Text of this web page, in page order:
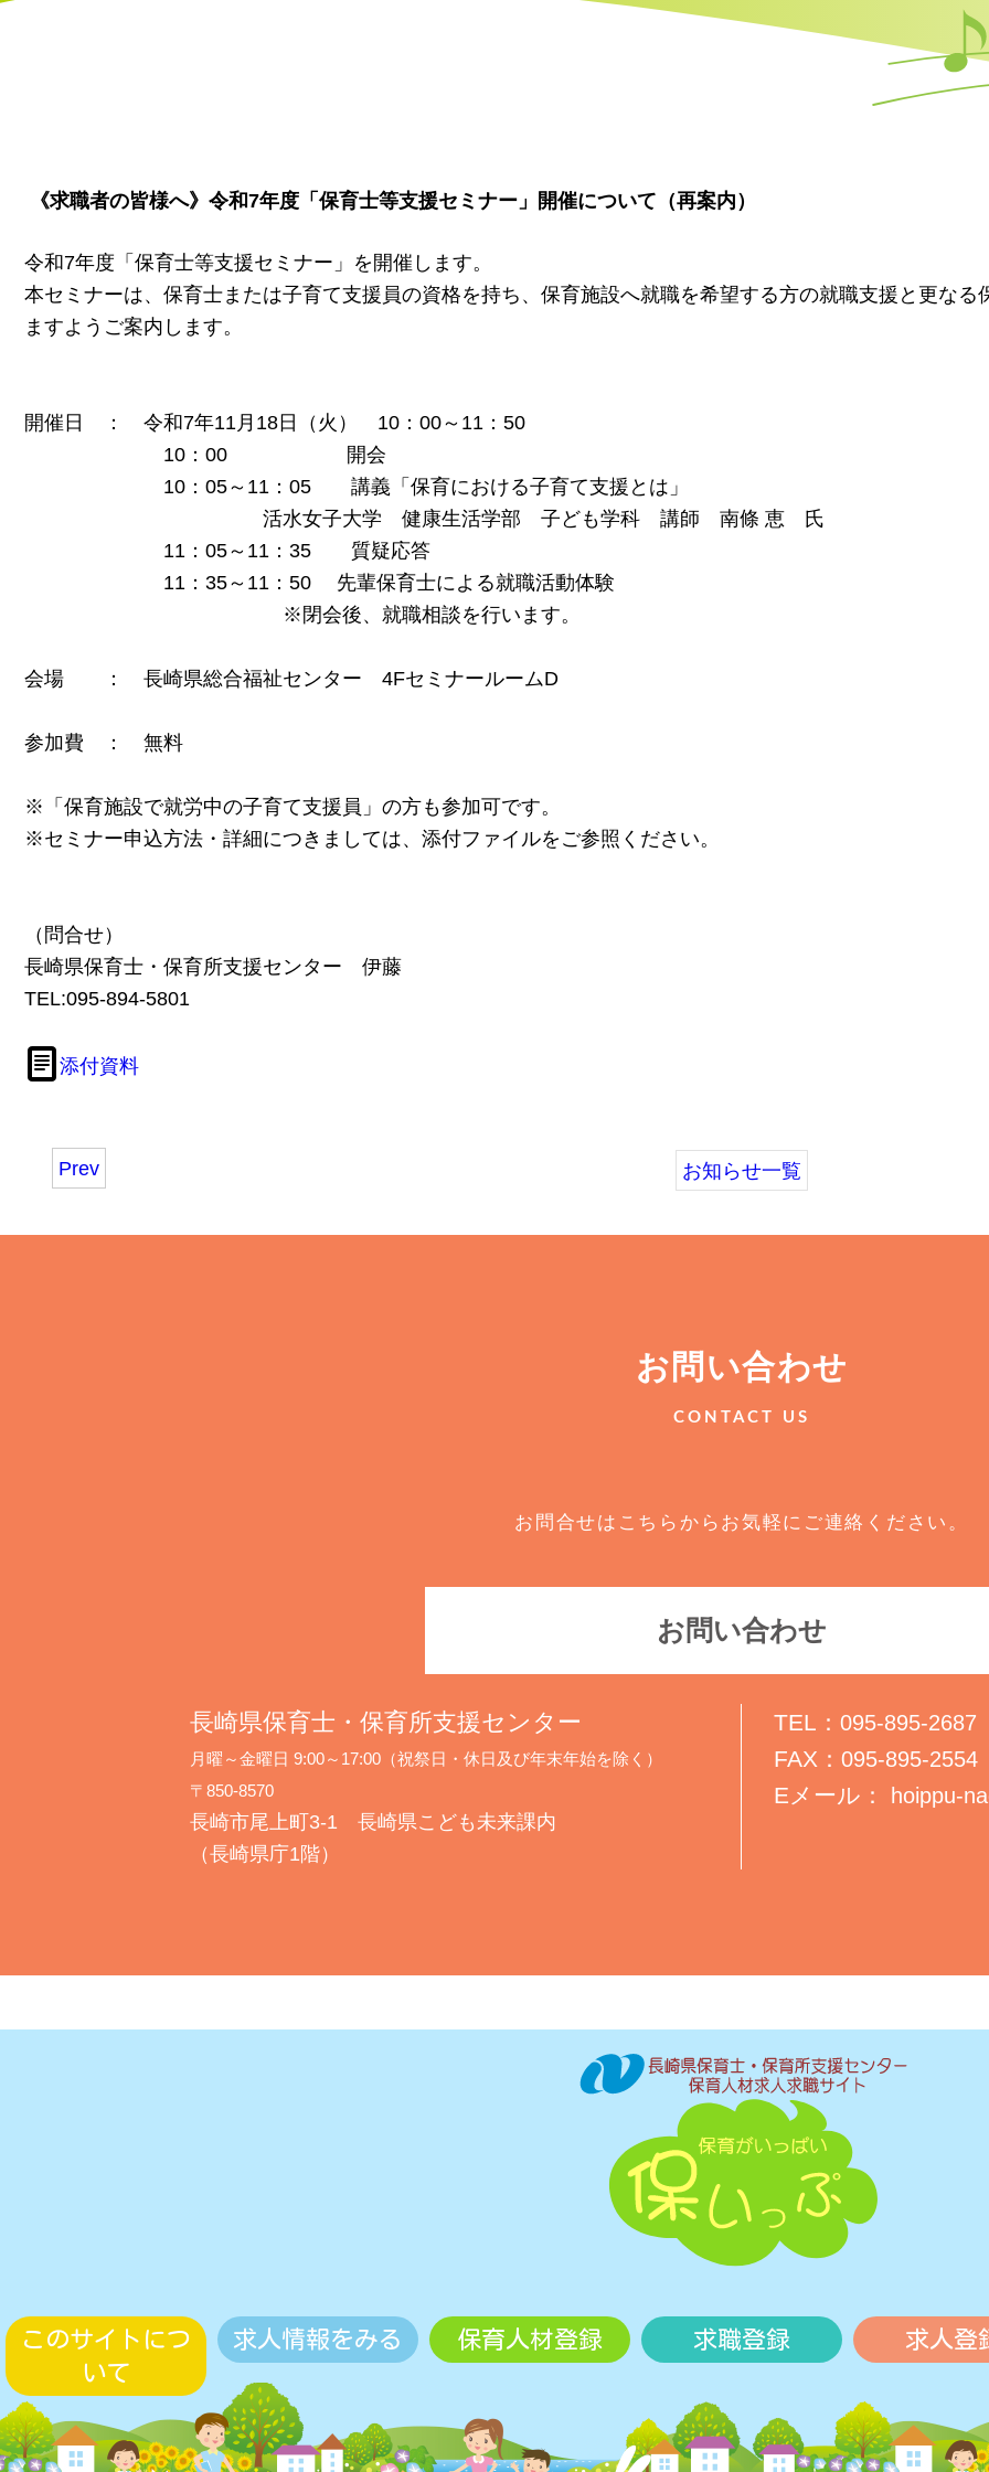
《求職者の皆様へ》令和7年度「保育士等支援セミナー」開催について（再案内）
令和7年度「保育士等支援セミナー」を開催します。
本セミナーは、保育士または子育て支援員の資格を持ち、保育施設へ就職を希望する方の就職支援と更な
ますようご案内します。
開催日 ： 令和7年11月18日（火） 10：00～11：50
10：00 開会
10：05～11：05 講義「保育における子育て支援とは」
活水女子大学 健康生活学部 子ども学科 講師 南條 恵 氏
11：05～11：35 質疑応答
11：35～11：50 先輩保育士による就職活動体験
※閉会後、就職相談を行います。
会場 ： 長崎県総合福祉センター 4FセミナールームD
参加費 ： 無料
※「保育施設で就労中の子育て支援員」の方も参加可です。
※セミナー申込方法・詳細につきましては、添付ファイルをご参照ください。
（問合せ）
長崎県保育士・保育所支援センター 伊藤
TEL:095-894-5801
添付資料
Prev お知らせ一覧
お問い合わせ
CONTACT US
お問合せはこちらからお気軽にご連絡ください。
お問い合わせ
長崎県保育士・保育所支援センター
月曜～金曜日 9:00～17:00（祝祭日・休日及び年末年始を除く）
〒850-8570
長崎市尾上町3-1 長崎県こども未来課内
（長崎県庁1階）
TEL： 095-895-2687
FAX： 095-895-2554
Eメール： hoippu-
このサイトにつ
いて
求人情報をみる 保育人材登録 求職登録 求人登